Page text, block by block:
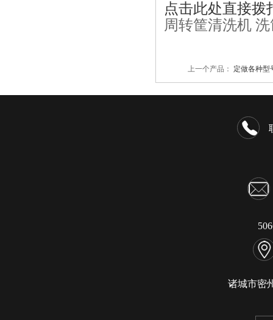
点击此处直接拨
周转筐清洗机
上一个产品： 定做各种型
诸城市密